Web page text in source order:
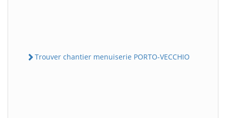
Trouver chantier menuiserie PORTO-VECCHIO